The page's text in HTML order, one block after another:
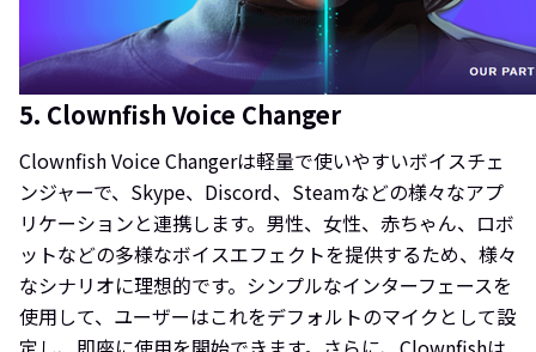
5. Clownfish Voice Changer
Clownfish Voice Changerは軽量で使いやすいボイスチェ
ンジャーで、Skype、Discord、Steamなどの様々なアプ
リケーションと連携します。男性、女性、赤ちゃん、ロボ
ットなどの多様なボイスエフェクトを提供するため、様々
なシナリオに理想的です。シンプルなインターフェースを
使用して、ユーザーはこれをデフォルトのマイクとして設